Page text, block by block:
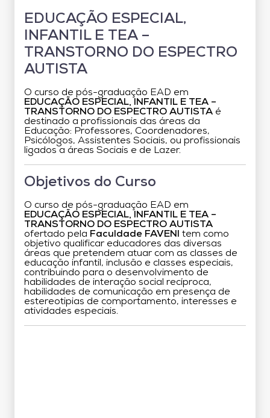
EDUCAÇÃO ESPECIAL,
INFANTIL E TEA –
TRANSTORNO DO ESPECTRO
AUTISTA
O curso de pós-graduação EAD em
EDUCAÇÃO ESPECIAL, INFANTIL E TEA –
TRANSTORNO DO ESPECTRO AUTISTA é
destinado a profissionais das áreas da
Educação: Professores, Coordenadores,
Psicólogos, Assistentes Sociais, ou profissionais
ligados a áreas Sociais e de Lazer.
Objetivos do Curso
O curso de pós-graduação EAD em
EDUCAÇÃO ESPECIAL, INFANTIL E TEA –
TRANSTORNO DO ESPECTRO AUTISTA
ofertado pela Faculdade FAVENI
tem como
objetivo qualificar educadores das diversas
áreas que pretendem atuar com as classes de
educação infantil, inclusão e classes especiais,
contribuindo para o desenvolvimento de
habilidades de interação social recíproca,
habilidades de comunicação em presença de
estereotipias de comportamento, interesses e
atividades especiais.